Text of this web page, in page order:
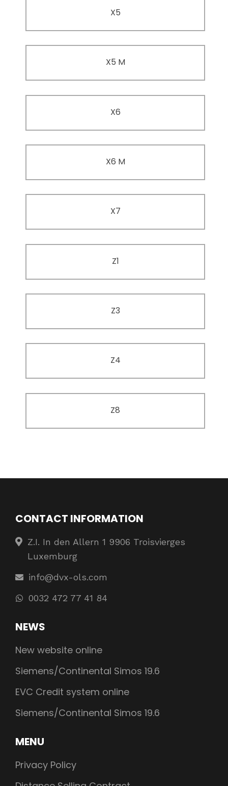
X5
X5 M
X6
X6 M
X7
Z1
Z3
Z4
Z8
CONTACT INFORMATION
Z.I. In den Allern 1 9906 Troisvierges
Luxemburg
info@dvx-ols.com
0032 472 77 41 84
NEWS
New website online
Siemens/Continental Simos 19.6
EVC Credit system online
Siemens/Continental Simos 19.6
MENU
Privacy Policy